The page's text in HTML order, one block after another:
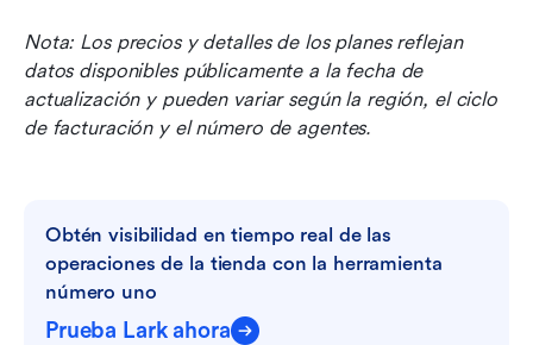
Nota: Los precios y detalles de los planes reflejan
datos disponibles públicamente a la fecha de
actualización y pueden variar según la región, el ciclo
de facturación y el número de agentes.
Obtén visibilidad en tiempo real de las
operaciones de la tienda con la herramienta
número uno
Prueba Lark ahora